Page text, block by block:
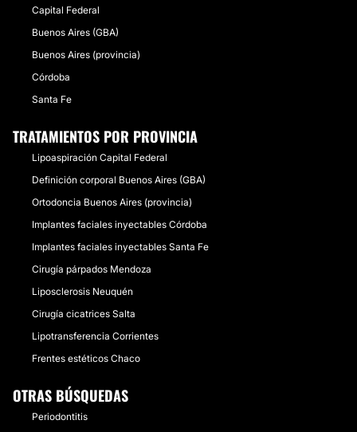
Capital Federal
Buenos Aires (GBA)
Buenos Aires (provincia)
Córdoba
Santa Fe
TRATAMIENTOS POR PROVINCIA
Lipoaspiración Capital Federal
Definición corporal Buenos Aires (GBA)
Ortodoncia Buenos Aires (provincia)
Implantes faciales inyectables Córdoba
Implantes faciales inyectables Santa Fe
Cirugía párpados Mendoza
Liposclerosis Neuquén
Cirugía cicatrices Salta
Lipotransferencia Corrientes
Frentes estéticos Chaco
OTRAS BÚSQUEDAS
Periodontitis